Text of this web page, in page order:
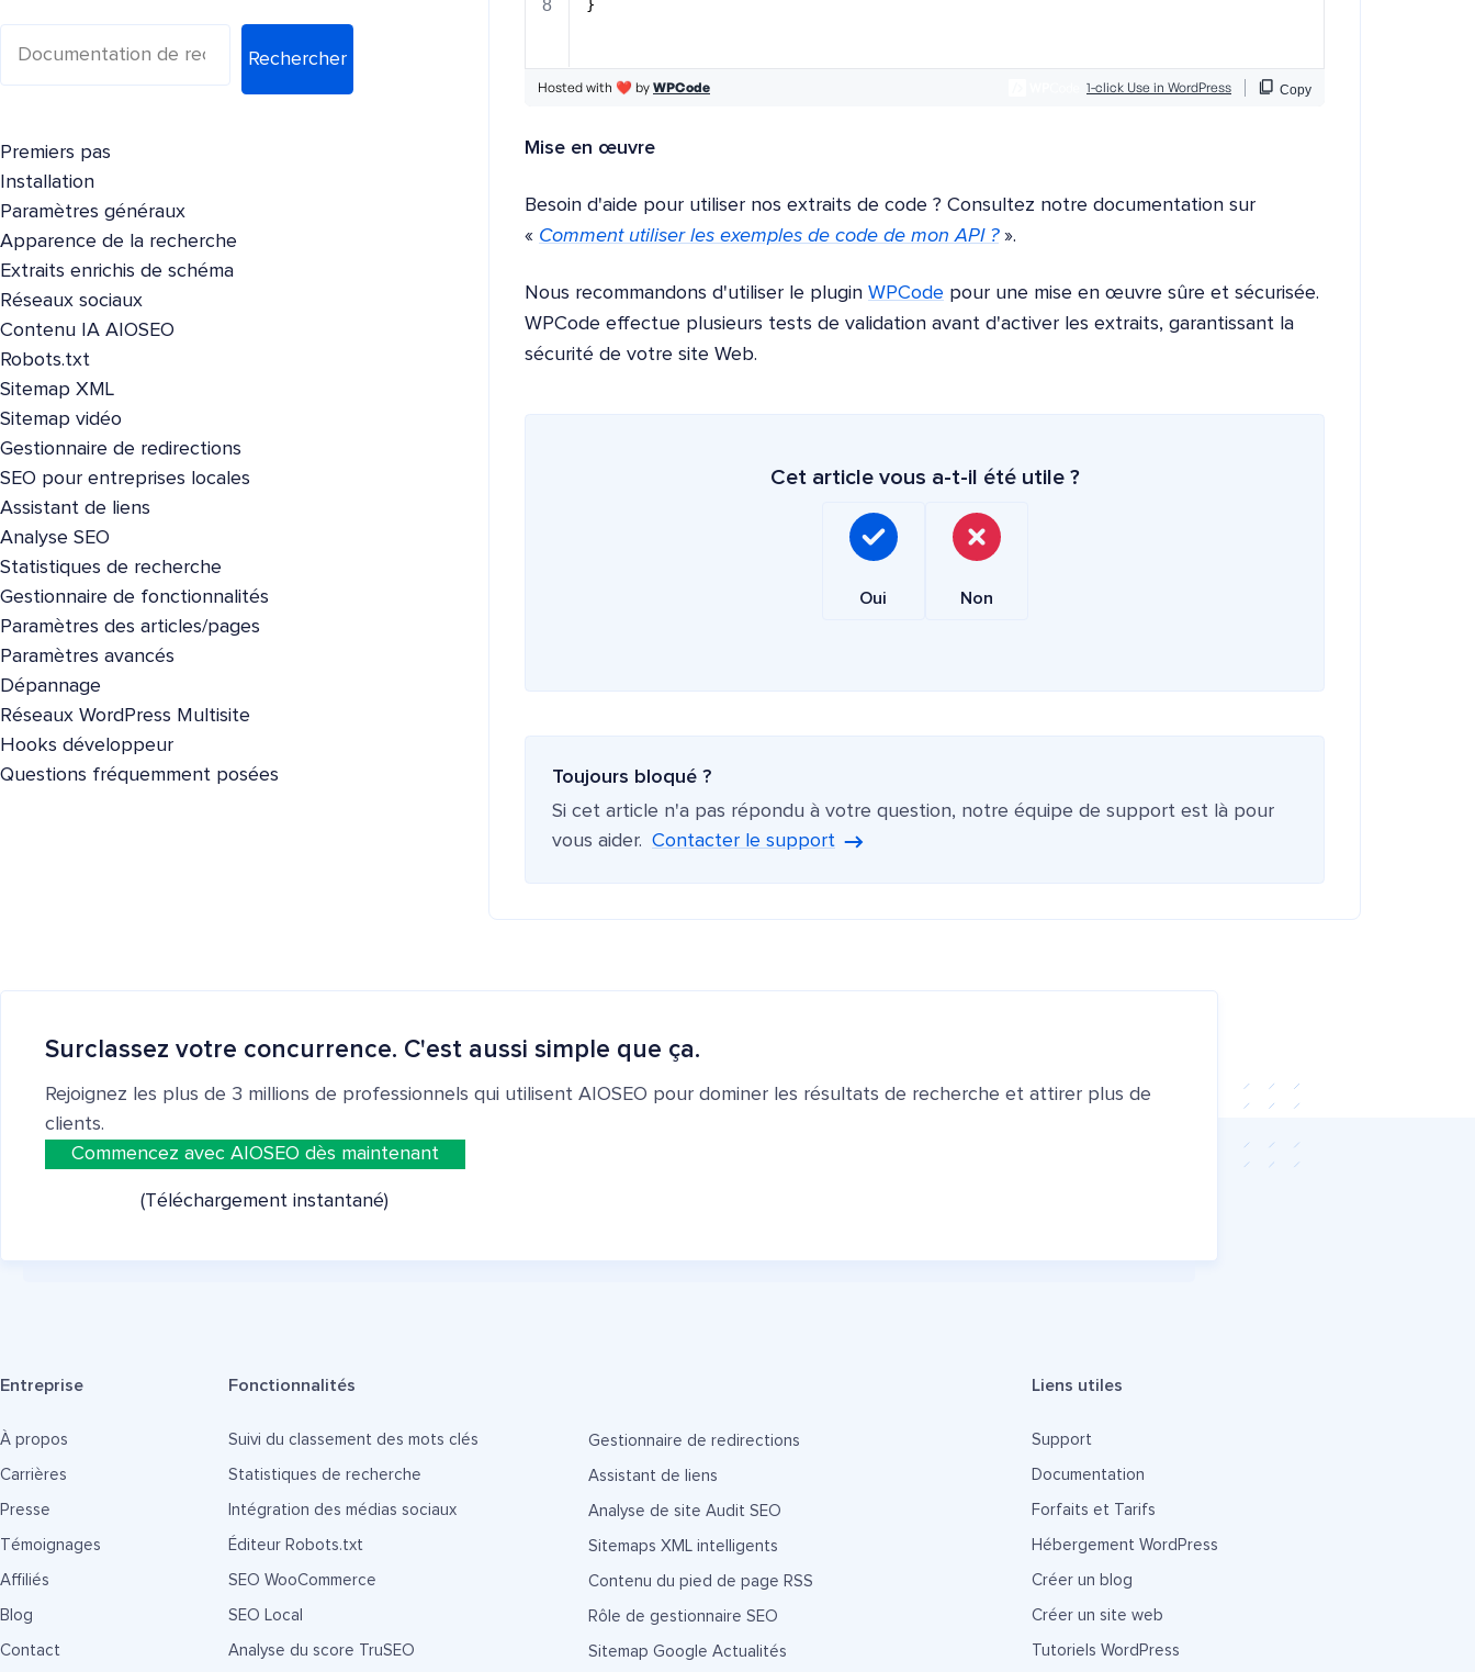
Mise en œuvre
Besoin d'aide pour utiliser nos extraits de code ? Consultez notre documentation sur
« Comment utiliser les exemples de code de mon API ?».
Nous recommandons d'utiliser le plugin WPCode pour une mise en œuvre sûre et sécurisée.
WPCode effectue plusieurs tests de validation avant d'activer les extraits, garantissant la
sécurité de votre site Web.
Cet article vous a-t-il été utile ?
Oui Non
Toujours bloqué ?
Si cet article n'a pas répondu à votre question, notre équipe de support est là pour
vous aider. Contacter le support
Rechercher
Premiers pas
Installation
Paramètres généraux
Apparence de la recherche
Extraits enrichis de schéma
Réseaux sociaux
Contenu IA AIOSEO
Robots.txt
Sitemap XML
Sitemap vidéo
Gestionnaire de redirections
SEO pour entreprises locales
Assistant de liens
Analyse SEO
Statistiques de recherche
Gestionnaire de fonctionnalités
Paramètres des articles/pages
Paramètres avancés
Dépannage
Réseaux WordPress Multisite
Hooks développeur
Questions fréquemment posées
Surclassez votre concurrence. C'est aussi simple que ça.
Rejoignez les plus de 3 millions de professionnels qui utilisent AIOSEO pour dominer les résultats de recherche et attirer plus de
clients.
Commencez avec AIOSEO dès maintenant
(Téléchargement instantané)
Entreprise
À propos
Carrières
Presse
Témoignages
Affiliés
Blog
Contact
Fonctionnalités
Suivi du classement des mots clés
Statistiques de recherche
Intégration des médias sociaux
Éditeur Robots.txt
SEO WooCommerce
SEO Local
Analyse du score TruSEO
Gestionnaire de redirections
Assistant de liens
Analyse de site Audit SEO
Sitemaps XML intelligents
Contenu du pied de page RSS
Rôle de gestionnaire SEO
Sitemap Google Actualités
Liens utiles
Support
Documentation
Forfaits et Tarifs
Hébergement WordPress
Créer un blog
Créer un site web
Tutoriels WordPress